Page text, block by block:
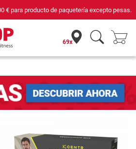
Compra con seguridad en Fitshop, comercio con
69x